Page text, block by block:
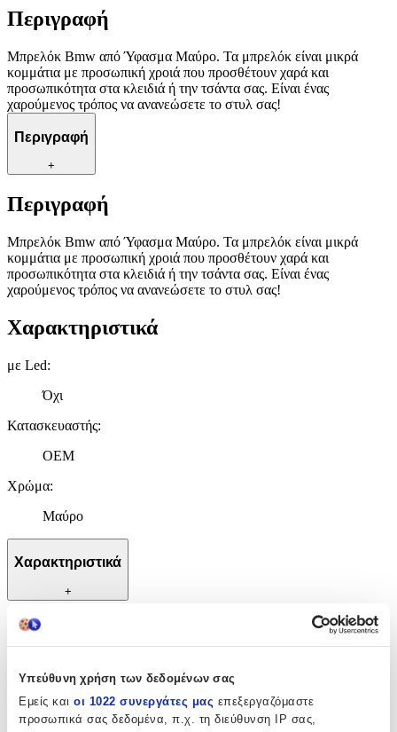
Υπεύθυνη χρήση των δεδομένων σας
Εμείς και οι 1022 συνεργάτες μας επεξεργαζόμαστε
προσωπικά σας δεδομένα, π.χ. τη διεύθυνση IP σας,
Περιγραφή
Μπρελόκ Bmw από Ύφασμα Μαύρο. Τα μπρελόκ είναι μικρά
κομμάτια με προσωπική χροιά που προσθέτουν χαρά και
προσωπικότητα στα κλειδιά ή την τσάντα σας. Είναι ένας
χαρούμενος τρόπος να ανανεώσετε το στυλ σας!
Περιγραφή
+
Περιγραφή
Μπρελόκ Bmw από Ύφασμα Μαύρο. Τα μπρελόκ είναι μικρά
κομμάτια με προσωπική χροιά που προσθέτουν χαρά και
προσωπικότητα στα κλειδιά ή την τσάντα σας. Είναι ένας
χαρούμενος τρόπος να ανανεώσετε το στυλ σας!
Χαρακτηριστικά
με Led:
Όχι
Κατασκευαστής:
OEM
Χρώμα:
Μαύρο
Χαρακτηριστικά
+
Χαρακτηριστικά
Όχι
Κατασκευαστής: